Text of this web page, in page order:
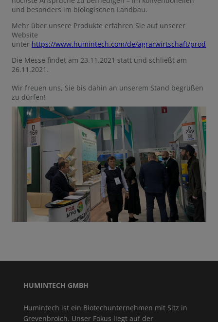
und besonders im biologischen Landbau.
Mehr über unsere Produkte erfahren Sie auf unserer
Website
unter https://www.humintech.com/de/agrarwirtschaft/
Die Messe findet am 23.11.2021 statt und schließt am
26.11.2021.
Wir freuen uns, Sie bis dahin an unserem Stand begrüßen
zu dürfen!
HUMINTECH GMBH
Humintech ist ein Biotechunternehmen mit Sitz in
Grevenbroich. Unser Fokus liegt auf der